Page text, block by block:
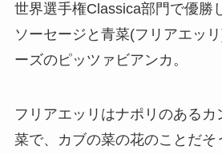
世界選手権Classica部門で優勝
ソーセージと青菜(フリアエッ
ーズのピッツァビアンカ。
フリアエッリはナポリのあるカ
菜で、カブの菜の花のことだそ